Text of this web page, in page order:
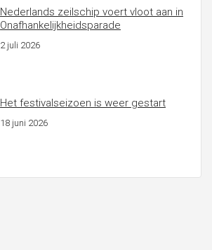
Nederlands zeilschip voert vloot aan in
Onafhankelijkheidsparade
2 juli 2026
Het festivalseizoen is weer gestart
18 juni 2026